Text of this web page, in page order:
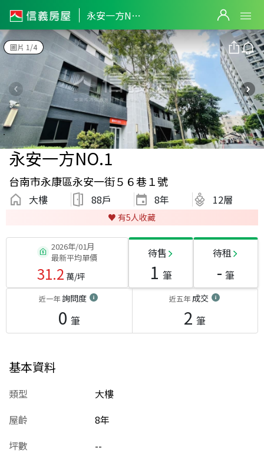
永安一方NO.1
圖片 1/4
永安一方NO.1
台南市永康區永安一街５６巷１號
大樓 88戶 8年 12層
♥️ 有5人收藏
2026年/01月
最新平均單價
31.2 萬/坪
待售
1 筆
待租
- 筆
近一年詢問度
0 筆
近五年成交
2 筆
基本資料
類型
大樓
屋齡
8年
坪數
--